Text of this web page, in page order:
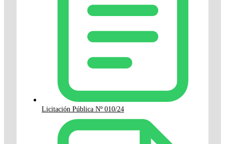
Licitación Pública Nº 010/24